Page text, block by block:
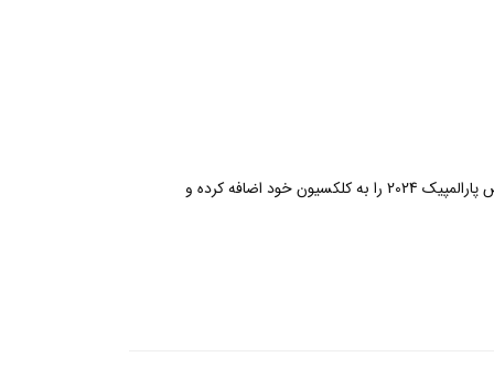
با این آویز زیبا و خاص رویدادی خاص در پاریس را جشن بگیرید! این آویز که می تواند به عنوان چارم هم از آن استفاده کرد از مجموعه مخصوص پارالمپیک 2024 را به کلکسیون خود اضافه کرده و